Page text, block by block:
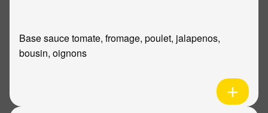
Base sauce tomate, fromage, poulet, jalapenos,
bousin, oignons